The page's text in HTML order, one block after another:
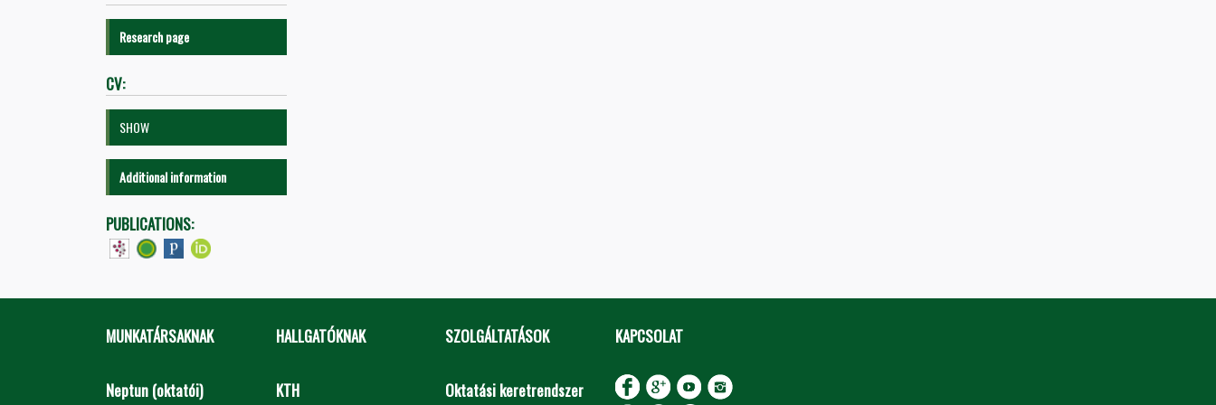
Research page
CV:
SHOW
Additional information
PUBLICATIONS:
MUNKATÁRSAKNAK
Neptun (oktatói)
HALLGATÓKNAK
KTH
SZOLGÁLTATÁSOK
Oktatási keretrendszer
KAPCSOLAT